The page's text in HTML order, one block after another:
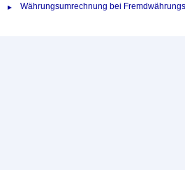
Währungsumrechnung bei